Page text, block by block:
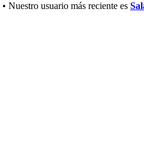
• Nuestro usuario más reciente es